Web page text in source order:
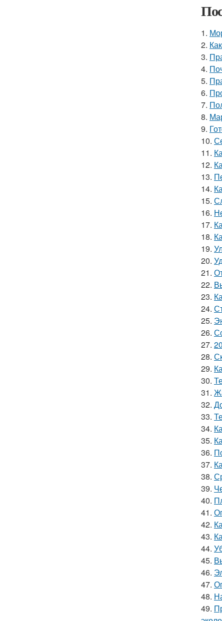
1.
2.
3.
4.
5.
6.
7.
8.
9.
10.
11.
12.
13.
14.
15.
16.
17.
18.
19.
20.
21.
22.
23.
24.
25.
26.
27.
28.
29.
30.
31.
32.
33.
34.
35.
36.
37.
38.
39.
40.
41.
42.
43.
44.
45.
46.
47.
48.
49.